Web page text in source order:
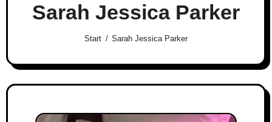
Sarah Jessica Parker
Start Sarah Jessica Parker